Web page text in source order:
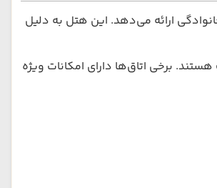
ارائه می‌دهد. این هتل به دلیل
هستند. برخی اتاق‌ها دارای امکانات ویژه